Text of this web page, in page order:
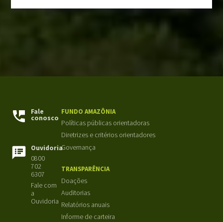
Fale
conosco
Ouvidoria
0800
702
6307
Fale com
a
Ouvidoria
FUNDO AMAZÔNIA
Políticas públicas orientadoras
Diretrizes e critérios orientadores
Governança
TRANSPARÊNCIA
Doações
Auditorias
Relatórios anuais
Informe de carteira